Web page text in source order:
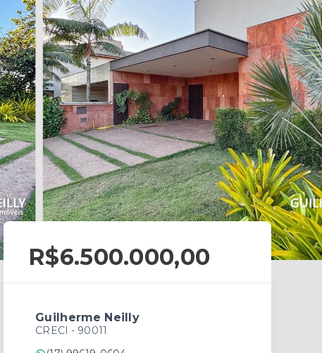
R$6.500.000,00
Guilherme Neilly
CRECI - 90011